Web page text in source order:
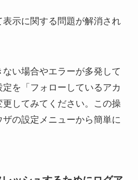
表示に関する問題が解消され
い場合やエラーが多発して
を「フォローしているアカ
更してみてください。この操
の設定メニューから簡単に